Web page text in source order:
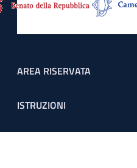
Footer menu
AREA RISERVATA
ISTRUZIONI